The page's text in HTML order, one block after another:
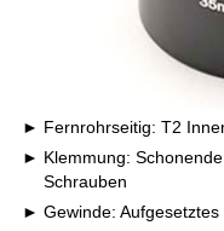
Fernrohrseitig: T2
Klemmung:
Schrauben
Gewinde: